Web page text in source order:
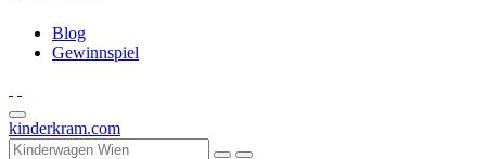
Blog
Gewinnspiel
kinderkram.com